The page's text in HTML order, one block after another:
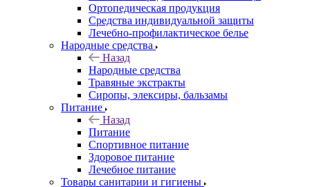
Ортопедическая продукция
Средства индивидуальной защиты
Лечебно-профилактическое белье
Народные средства
Назад
Народные средства
Травяные экстракты
Сиропы, элексиры, бальзамы
Питание
Назад
Питание
Спортивное питание
Здоровое питание
Лечебное питание
Товары санитарии и гигиены